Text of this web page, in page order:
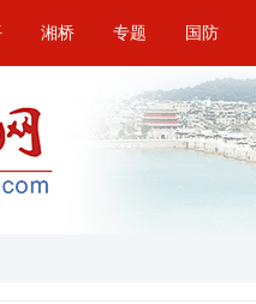
湘桥 专题 国防